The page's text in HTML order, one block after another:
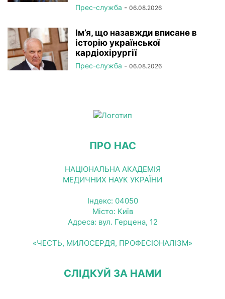
Прес-служба - 06.08.2026
Ім’я, що назавжди вписане в
історію української
кардіохірургії
Прес-служба - 06.08.2026
ПРО НАС
НАЦІОНАЛЬНА АКАДЕМІЯ
МЕДИЧНИХ НАУК УКРАЇНИ
Індекс: 04050
Місто: Київ
Адреса: вул. Герцена, 12
«ЧЕСТЬ, МИЛОСЕРДЯ, ПРОФЕСІОНАЛІЗМ»
СЛІДКУЙ ЗА НАМИ